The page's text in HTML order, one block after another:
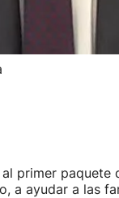
primer paquete
a ayudar a las